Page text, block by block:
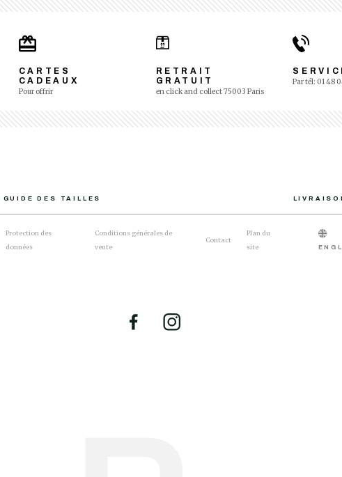
CARTES
CADEAUX
Pour offrir
RETRAIT
GRATUIT
en click and collect 75003 Paris
Par tél: 01 48
GUIDE DES TAILLES
Protection des
données
Conditions générales de
vente
Contact
Plan du
site